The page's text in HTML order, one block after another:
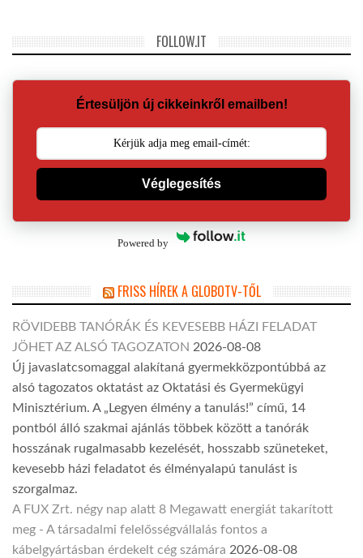
FOLLOW.IT
Értesüljön új cikkeinkről emailben!
Véglegesítés
Powered by
FRISS HÍREK A GLOBOTV-TŐL
RÖVIDEBB TANÓRÁK ÉS KEVESEBB HÁZI FELADAT
JÖHET AZ ALSÓ TAGOZATON 2026-08-08
Új javaslatcsomaggal alakítaná gyermekközpontúbbá az
alsó tagozatos oktatást az Oktatási és Gyermekügyi
Minisztérium. A „Legyen élmény a tanulás!” című, 14
pontból álló szakmai ajánlás többek között a tanórák
hosszának rugalmasabb kezelését, hosszabb szüneteket,
kevesebb házi feladatot és élményalapú tanulást is
szorgalmaz.
A FUX Zrt. négy nap alatt 8 Megawatt energiát takarított
meg - A társadalmi felelősségvállalás fontos a
kábelgyártásban érdekelt cég számára 2026-08-08